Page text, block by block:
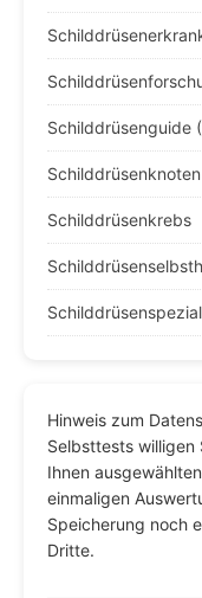
Schilddrüsenguide
Schilddrüsenknoten
Schilddrüsenkrebs
Hinweis zum
Selbsttests willigen
Ihnen
einmaligen
Speicherung noch
Dritte.